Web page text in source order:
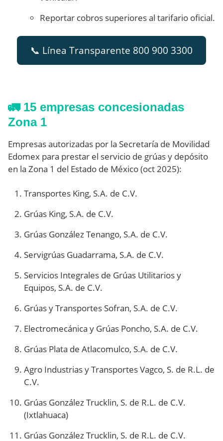
Reportar cobros superiores al tarifario oficial.
📞 Línea Transparente 800 900 3300
🚛 15 empresas concesionadas
Zona 1
Empresas autorizadas por la Secretaría de Movilidad
Edomex para prestar el servicio de grúas y depósito
en la Zona 1 del Estado de México (oct 2025):
Transportes King, S.A. de C.V.
Grúas King, S.A. de C.V.
Grúas González Tenango, S.A. de C.V.
Servigrúas Guadarrama, S.A. de C.V.
Servicios Integrales de Grúas Utilitarios y
Equipos, S.A. de C.V.
Grúas y Transportes Sofran, S.A. de C.V.
Electromecánica y Grúas Poncho, S.A. de C.V.
Grúas Plata de Atlacomulco, S.A. de C.V.
Agro Industrias y Transportes Vagco, S. de R.L. de
C.V.
Grúas González Trucklin, S. de R.L. de C.V.
(Ixtlahuaca)
Grúas González Trucklin, S. de R.L. de C.V.